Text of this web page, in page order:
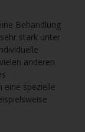
Behandlung
stark unter
anderen
eine spezielle